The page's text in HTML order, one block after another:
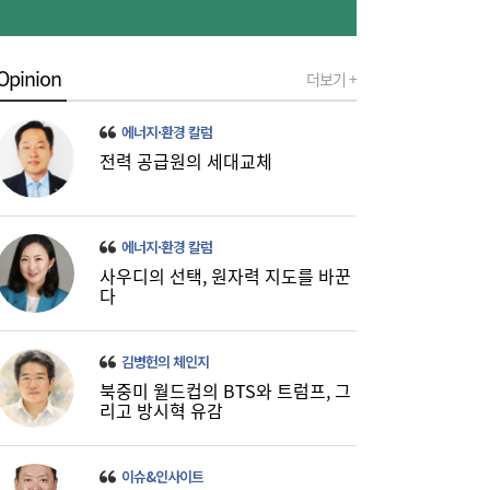
세 주택 평균 1449만원 늘어
10:30
한전기술지주 출범…에너지 혁신기술 사업화
·유니콘 육성 나선다
더보기 +
에너지·환경 칼럼
전력 공급원의 세대교체
에너지·환경 칼럼
사우디의 선택, 원자력 지도를 바꾼
다
김병헌의 체인지
북중미 월드컵의 BTS와 트럼프, 그
리고 방시혁 유감
이슈&인사이트